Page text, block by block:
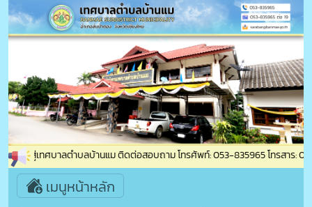
เข้าสู่เทศบาลตำบลบ้านแม ติดต่อสอบถาม โทรศัพท์: 053-835965 โทรสาร:
เมนูหน้าหลัก